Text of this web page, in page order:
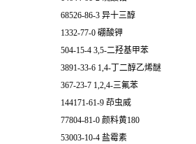
68526-86-3 异十三醇
1332-77-0 硼酸钾
504-15-4 3,5-二羟基甲苯
3891-33-6 1,4-丁二醇乙烯醚
367-23-7 1,2,4-三氟苯
144171-61-9 茚虫威
77804-81-0 颜料黄180
53003-10-4 盐霉素